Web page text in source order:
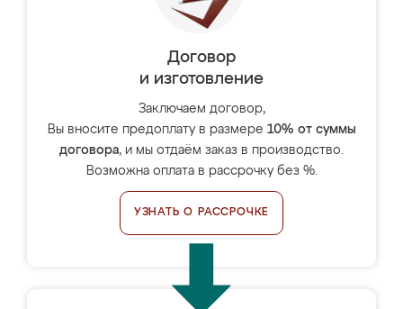
Договор
и изготовление
Заключаем договор,
Вы вносите предоплату в размере 10% от суммы
договора, и мы отдаём заказ в производство.
Возможна оплата в рассрочку без %.
УЗНАТЬ О РАССРОЧКЕ